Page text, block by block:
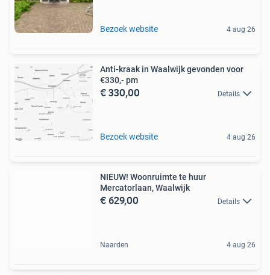
Bezoek website 4 aug 26
Anti-kraak in Waalwijk gevonden voor
€330,- pm
€ 330,00 Details
Bezoek website 4 aug 26
NIEUW! Woonruimte te huur
Mercatorlaan, Waalwijk
€ 629,00 Details
Naarden 4 aug 26